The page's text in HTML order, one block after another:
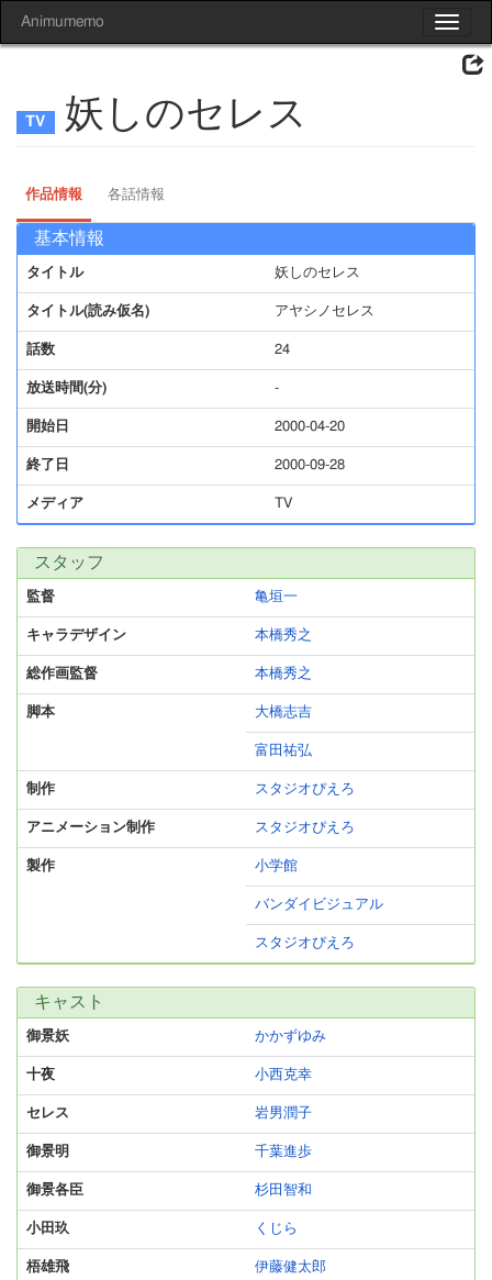
Toggle
Animumemo
妖しのセレス
作品情報 各話情報
基本情報
タイトル 妖しのセレス
タイトル(読み仮名) アヤシノセレス
話数 24
放送時間(分) -
開始日 2000-04-20
終了日 2000-09-28
メディア TV
スタッフ
監督 亀垣一
キャラデザイン 本橋秀之
総作画監督 本橋秀之
脚本 大橋志吉
富田祐弘
制作 スタジオぴえろ
アニメーション制作 スタジオぴえろ
製作 小学館
バンダイビジュアル
スタジオぴえろ
キャスト
御景妖 かかずゆみ
十夜 小西克幸
セレス 岩男潤子
御景明 千葉進歩
御景各臣 杉田智和
小田玖 くじら
梧雄飛 伊藤健太郎